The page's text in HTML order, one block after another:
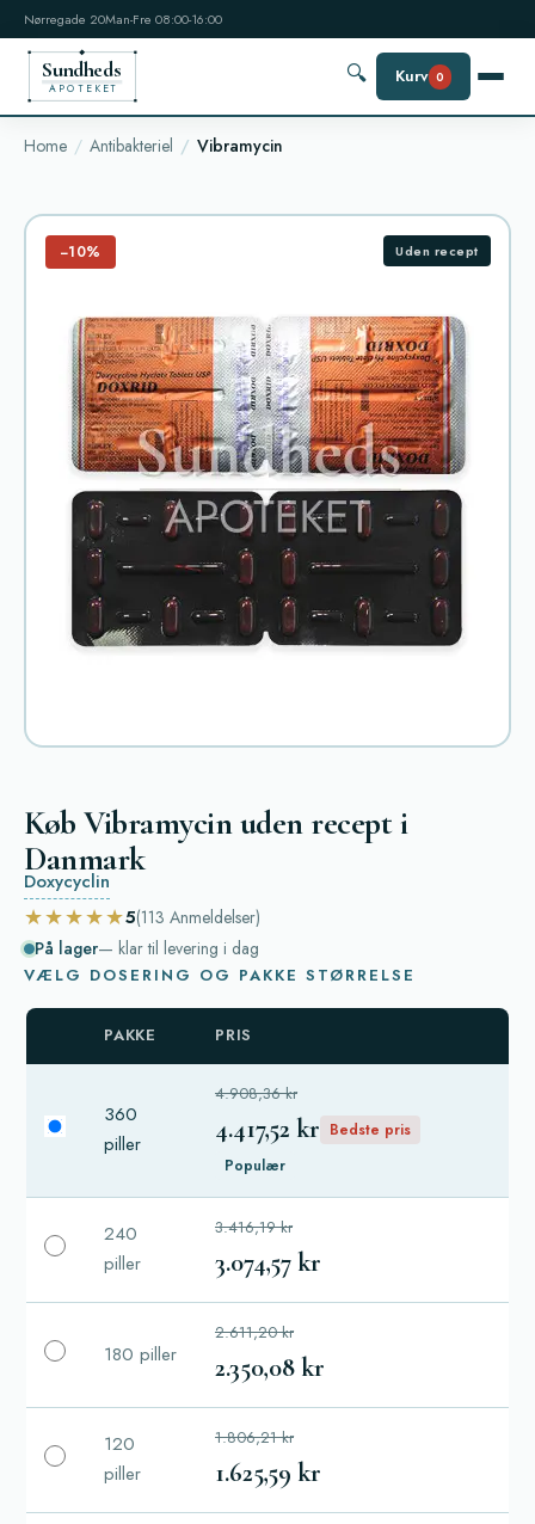
Nørregade 20Man-Fre 08:00-16:00
Sundheds
APOTEKET
🔍 Kurv 0
Home Antibakteriel Vibramycin
−10% Uden recept
Køb Vibramycin uden recept i
Danmark
Doxycyclin
★★★★★5(113 Anmeldelser)
På lager— klar til levering i dag
VÆLG DOSERING OG PAKKE STØRRELSE
PAKKE PRIS
360
piller
4.908,36 kr
4.417,52 kr Bedste pris
Populær
240
piller
3.416,19 kr
3.074,57 kr
180 piller
2.611,20 kr
2.350,08 kr
120
piller
1.806,21 kr
1.625,59 kr